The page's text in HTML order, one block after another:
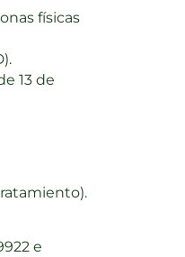
físicas
13 de
e